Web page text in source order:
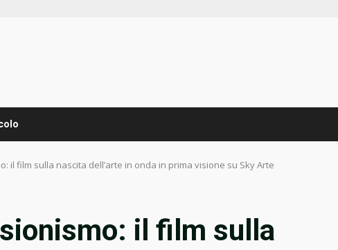
il film sulla nascita dell’arte in onda in prima visione su Sky Arte
il film sulla